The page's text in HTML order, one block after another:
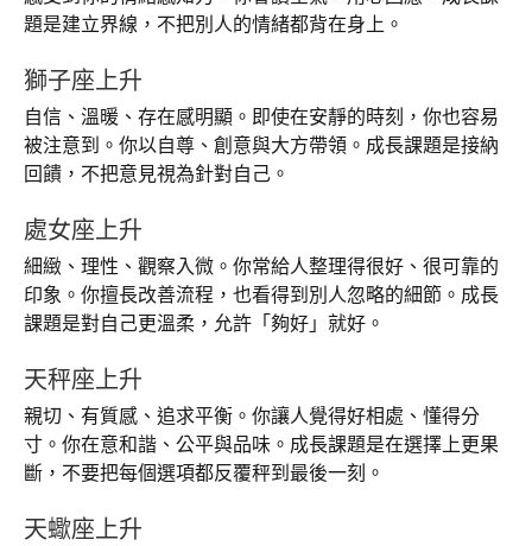
題是建立界線，不把別人的情緒都背在身上。
獅子座上升
自信、溫暖、存在感明顯。即使在安靜的時刻，你也容易
被注意到。你以自尊、創意與大方帶領。成長課題是接納
回饋，不把意見視為針對自己。
處女座上升
細緻、理性、觀察入微。你常給人整理得很好、很可靠的
印象。你擅長改善流程，也看得到別人忽略的細節。成長
課題是對自己更溫柔，允許「夠好」就好。
天秤座上升
親切、有質感、追求平衡。你讓人覺得好相處、懂得分
寸。你在意和諧、公平與品味。成長課題是在選擇上更果
斷，不要把每個選項都反覆秤到最後一刻。
天蠍座上升